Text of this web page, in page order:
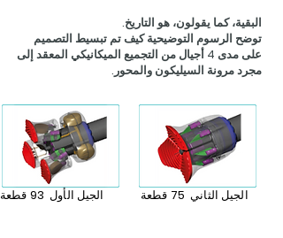
البقية، كما يقولون، هو التاريخ.
توضح الرسوم التوضيحية كيف تم تبسيط التصميم
على مدى 4 أجيال من التجميع الميكانيكي المعقد إلى
مجرد مرونة السيليكون والمحور.
الجيل الأول 93 قطعة الجيل الثاني 75 قطعة